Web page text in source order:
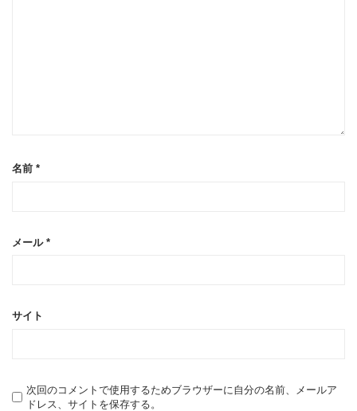
名前 *
メール *
サイト
次回のコメントで使用するためブラウザーに自分の名前、メールア
ドレス、サイトを保存する。